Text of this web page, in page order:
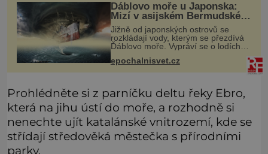
Ďáblovo moře u Japonska:
Mizí v asijském Bermudském
trojúhelníku lodě ve spárech
neznámé síly?
Jižně od japonských ostrovů se
rozkládají vody, kterým se přezdívá
Ďáblovo moře. Vypráví se o lodích
mizejících beze stopy, podivných
světlech, zrádných proudech i
mořských dracích, kteří měli tyto ko
epochalnisvet.cz
Prohlédněte si z parníčku deltu řeky Ebro,
která na jihu ústí do moře, a rozhodně si
nenechte ujít katalánské vnitrozemí, kde se
střídají středověká městečka s přírodními
parky.